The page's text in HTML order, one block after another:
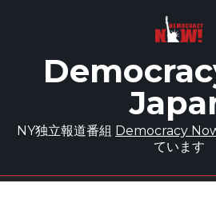
NY独立報道番組 Democracy
ています